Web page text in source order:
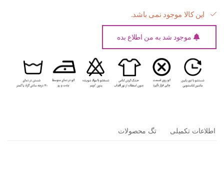
این کالا موجود نمی باشد.
موجود شد به من اطلاع بده
اطلاعات تکمیلی تگ محصولات